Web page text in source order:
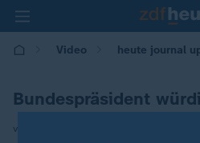
Video heute journal
Bundespräsident
von S.Khaldi / E. Klattenhoff